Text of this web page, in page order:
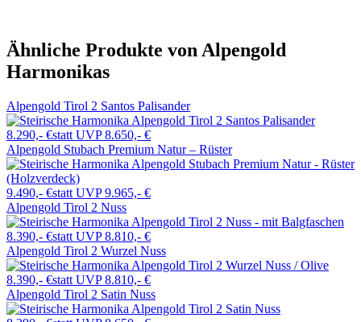
Ähnliche Produkte von Alpengold
Harmonikas
Alpengold Tirol 2 Santos Palisander
8.290,- €statt UVP 8.650,- €
Alpengold Stubach Premium Natur – Rüster
9.490,- €statt UVP 9.965,- €
Alpengold Tirol 2 Nuss
8.390,- €statt UVP 8.810,- €
Alpengold Tirol 2 Wurzel Nuss
8.390,- €statt UVP 8.810,- €
Alpengold Tirol 2 Satin Nuss